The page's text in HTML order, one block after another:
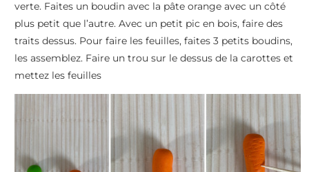
verte. Faites un boudin avec la pâte orange avec un côté
plus petit que l’autre. Avec un petit pic en bois, faire des
traits dessus. Pour faire les feuilles, faites 3 petits boudins,
les assemblez. Faire un trou sur le dessus de la carottes et
mettez les feuilles